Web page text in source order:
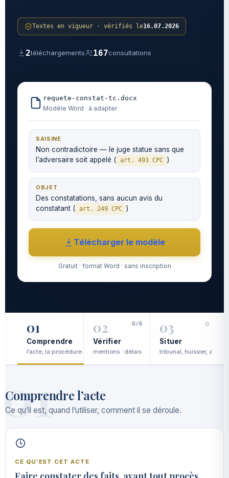
Textes en vigueur · vérifiés le16.07.2026
2téléchargements 167consultations
requete-constat-tc.docx
Modèle Word · à adapter
SAISINE
Non contradictoire — le juge statue sans que
l’adversaire soit appelé ( art. 493 CPC )
OBJET
Des constatations, sans aucun avis du
constatant ( art. 249 CPC )
Télécharger le modèle
Gratuit · format Word · sans inscription
01
Comprendre
l’acte, la procédure
02
Vérifier
mentions · délais
0/6 03
Situer
tribunal, huissier, avocat
○
01
Comprendre l’acte
Ce qu’il est, quand l’utiliser, comment il se déroule.
CE QU’EST CET ACTE